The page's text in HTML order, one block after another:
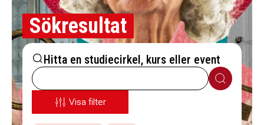
Sökresultat
Hitta en studiecirkel, kurs eller event
Sök
Visa filter